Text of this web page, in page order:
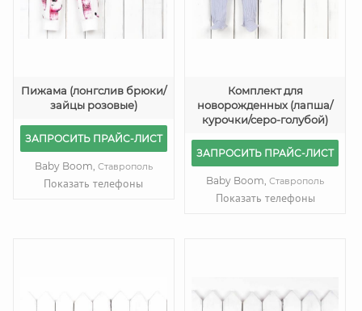
Пижама (лонгслив брюки/
зайцы розовые)
ЗАПРОСИТЬ ПРАЙС-ЛИСТ
Baby Boom, Ставрополь
Показать телефоны
Комплект для
новорожденных (лапша/
курочки/серо-голубой)
ЗАПРОСИТЬ ПРАЙС-ЛИСТ
Baby Boom,Ставрополь
Показать телефоны